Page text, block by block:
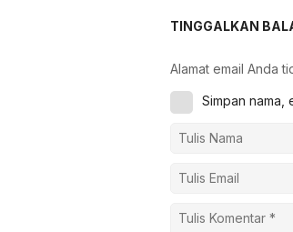
4,3 Triliun
TINGGALKAN
Alamat email Anda
Simpan nama,